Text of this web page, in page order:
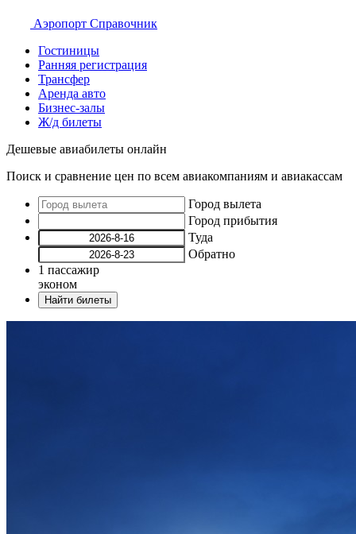
Аэропорт Справочник
Гостиницы
Ранняя регистрация
Трансфер
Аренда авто
Бизнес-залы
Ж/д билеты
Дешевые авиабилеты онлайн
Поиск и сравнение цен по всем авиакомпаниям и авиакассам
Город вылета
Город прибытия
Туда
Обратно
1 пассажир
эконом
Найти билеты